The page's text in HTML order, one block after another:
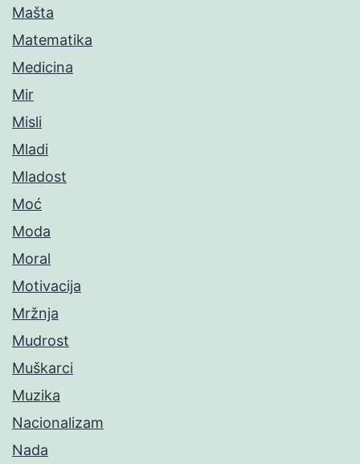
Mašta
Matematika
Medicina
Mir
Misli
Mladi
Mladost
Moć
Moda
Moral
Motivacija
Mržnja
Mudrost
Muškarci
Muzika
Nacionalizam
Nada